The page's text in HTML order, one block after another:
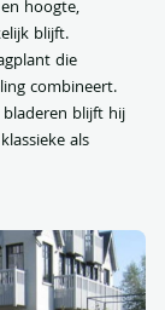
hoogte,
blijft.
die
combineert.
blijft hij
als